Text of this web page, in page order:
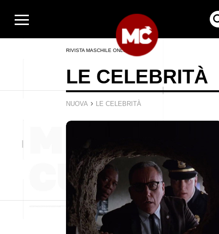
RIVISTA MASCHILE ONLINE
LE CELEBRITÀ
NUOVA › LE CELEBRITÀ